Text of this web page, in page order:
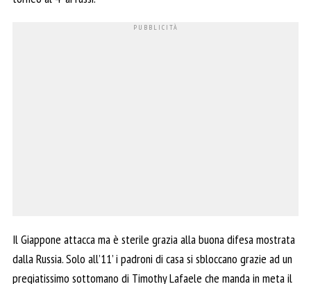
Il Giappone attacca ma è sterile grazia alla buona difesa mostrata
dalla Russia. Solo all’11’ i padroni di casa si sbloccano grazie ad un
pregiatissimo sottomano di Timothy Lafaele che manda in meta il